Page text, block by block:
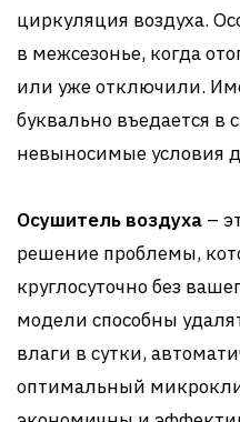
циркуляция воздуха.
в межсезонье, когда
или уже отключили.
буквально въедается в
невыносимые условия
Осушитель воздуха –
решение проблемы,
круглосуточно без
модели способны
влаги в сутки,
оптимальный